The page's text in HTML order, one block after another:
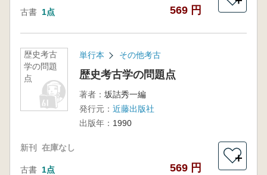
古書 1点 569 円
歴史考古
学の問題
点
単行本 その他考古
歴史考古学の問題点
著者： 坂詰秀一編
発行元： 近藤出版社
出版年： 1990
新刊 在庫なし
古書 1点 569 円
＋